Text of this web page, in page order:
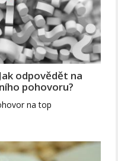
odpovědět na
pohovoru?
na top